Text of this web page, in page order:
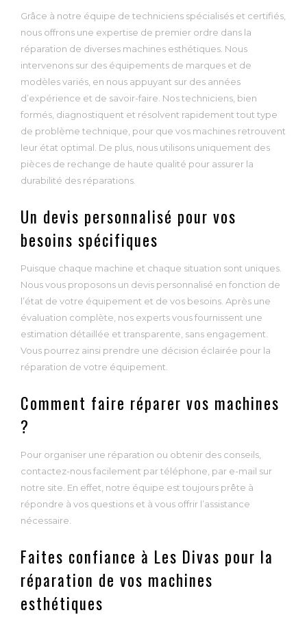
Grâce à notre équipe de techniciens spécialisés et certifiés,
nous offrons une expertise de premier ordre dans la
réparation de diverses machines esthétiques. Nous
intervenons sur des équipements de marques et de
modèles variés, en nous appuyant sur des années
d’expérience et de savoir-faire. Nos techniciens, bien
formés, diagnostiquent et résolvent rapidement tout type
de problème technique, pour que vos machines retrouvent
leur état optimal. De plus, nous utilisons uniquement des
pièces de rechange de haute qualité pour assurer la
durabilité des réparations.
Un devis personnalisé pour vos
besoins spécifiques
Puisque chaque machine et chaque situation sont uniques.
Nous vous proposons un devis personnalisé en fonction de
l’état de votre équipement et de vos besoins. Après une
évaluation complète, nos experts vous fournissent une
estimation détaillée et transparente, sans engagement.
Vous pourrez ainsi prendre une décision éclairée pour la
réparation de votre équipement.
Comment faire réparer vos machines
?
Pour organiser une réparation ou obtenir des conseils,
contactez-nous facilement par téléphone, par e-mail sur
notre site. En effet, notre équipe est toujours prête à
répondre à vos questions et à vous offrir l’assistance
nécessaire.
Faites confiance à Les Divas pour la
réparation de vos machines
esthétiques